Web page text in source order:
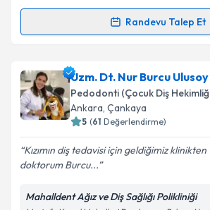
Takvim Talebini
Randevu Talep Et
Randevu Takvimi Talebi
Dr. Dt. Nevra Kara Müftüoğluiçin
talebi oluşturun. Size bu uzmandan
için bir takvim hazırlandığında e-
bilgilendireceğiz.
E-posta Adresiniz
Uzm. Dt. Nur Burcu Ulusoy
Pedodonti (Çocuk Diş
Ankara, Çankaya
5 (61 Değerlendirme)
Kızımın diş tedavisi için geldiğimiz
doktorum Burcu...
Mahalldent Ağız ve Diş Sağlığı Polikliniği